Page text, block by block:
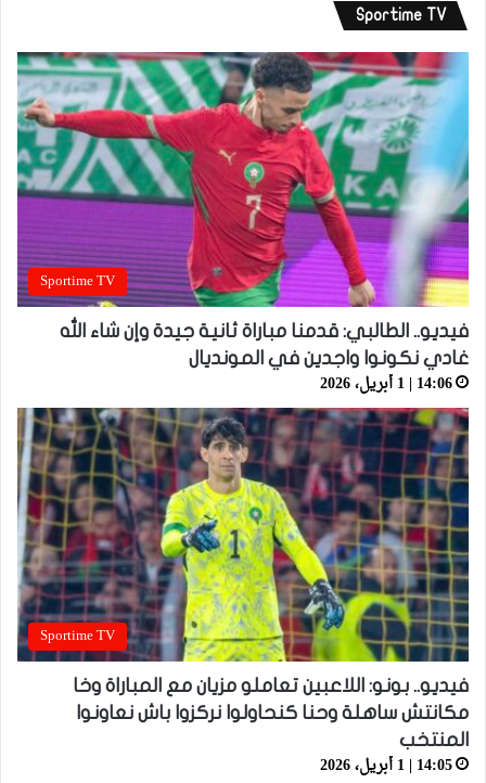
Sportime TV
Sportime TV
فيديو.. الطالبي: قدمنا مباراة ثانية جيدة وإن شاء الله
غادي نكونوا واجدين في المونديال
14:06 | 1 أبريل، 2026
Sportime TV
فيديو.. بونو: اللاعبين تعاملو مزيان مع المباراة وخا
مكانتش ساهلة وحنا كنحاولوا نركزوا باش نعاونوا
المنتخب
14:05 | 1 أبريل، 2026